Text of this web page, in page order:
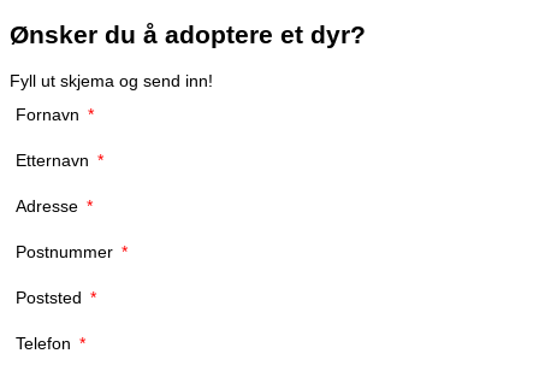
Ønsker du å adoptere et dyr?
Fyll ut skjema og send inn!
Fornavn *
Etternavn *
Adresse *
Postnummer *
Poststed *
Telefon *